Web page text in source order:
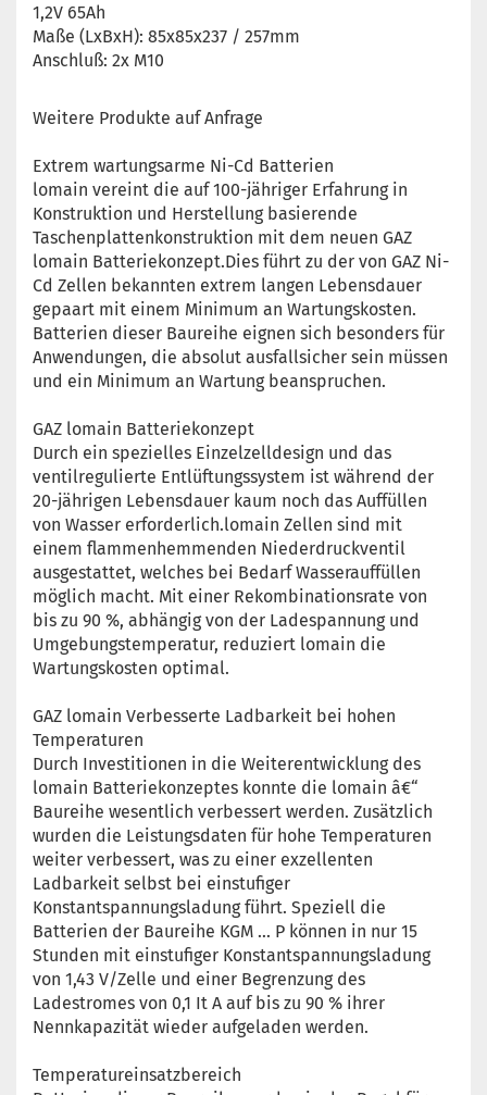
1,2V 65Ah
Maße (LxBxH): 85x85x237 / 257mm
Anschluß: 2x M10
Weitere Produkte auf Anfrage
Extrem wartungsarme Ni-Cd Batterien
lomain vereint die auf 100-jähriger Erfahrung in
Konstruktion und Herstellung basierende
Taschenplattenkonstruktion mit dem neuen GAZ
lomain Batteriekonzept.Dies führt zu der von GAZ Ni-
Cd Zellen bekannten extrem langen Lebensdauer
gepaart mit einem Minimum an Wartungskosten.
Batterien dieser Baureihe eignen sich besonders für
Anwendungen, die absolut ausfallsicher sein müssen
und ein Minimum an Wartung beanspruchen.
GAZ lomain Batteriekonzept
Durch ein spezielles Einzelzelldesign und das
ventilregulierte Entlüftungssystem ist während der
20-jährigen Lebensdauer kaum noch das Auffüllen
von Wasser erforderlich.lomain Zellen sind mit
einem flammenhemmenden Niederdruckventil
ausgestattet, welches bei Bedarf Wasserauffüllen
möglich macht. Mit einer Rekombinationsrate von
bis zu 90 %, abhängig von der Ladespannung und
Umgebungstemperatur, reduziert lomain die
Wartungskosten optimal.
GAZ lomain Verbesserte Ladbarkeit bei hohen
Temperaturen
Durch Investitionen in die Weiterentwicklung des
lomain Batteriekonzeptes konnte die lomain â€“
Baureihe wesentlich verbessert werden. Zusätzlich
wurden die Leistungsdaten für hohe Temperaturen
weiter verbessert, was zu einer exzellenten
Ladbarkeit selbst bei einstufiger
Konstantspannungsladung führt. Speziell die
Batterien der Baureihe KGM ... P können in nur 15
Stunden mit einstufiger Konstantspannungsladung
von 1,43 V/Zelle und einer Begrenzung des
Ladestromes von 0,1 It A auf bis zu 90 % ihrer
Nennkapazität wieder aufgeladen werden.
Temperatureinsatzbereich